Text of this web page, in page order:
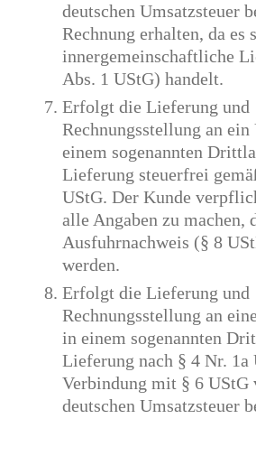
deutschen Umsatzsteuer
Rechnung erhalten, da es
innergemeinschaftliche
Abs. 1 UStG) handelt.
Erfolgt die Lieferung und
Rechnungsstellung an
einem sogenannten
Lieferung steuerfrei
UStG. Der Kunde
alle Angaben zu machen,
Ausfuhrnachweis (§ 8
werden.
Erfolgt die Lieferung und
Rechnungsstellung an
in einem sogenannten
Lieferung nach § 4 Nr. 1a
Verbindung mit § 6 UStG
deutschen Umsatzsteuer